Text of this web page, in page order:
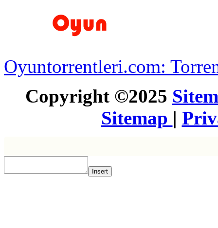
Oyuntorrentleri.com:
Copyright ©2025
Sitemap |
Insert